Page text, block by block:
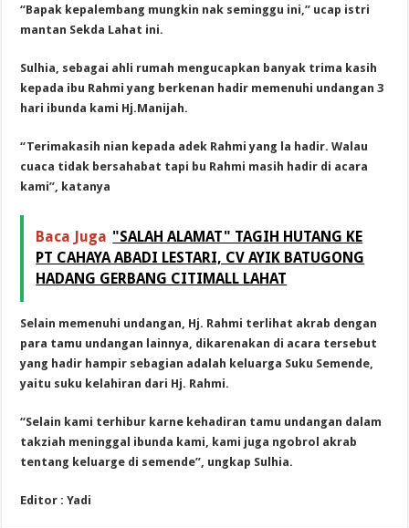
“Bapak kepalembang mungkin nak seminggu ini,” ucap istri
mantan Sekda Lahat ini.
Sulhia, sebagai ahli rumah mengucapkan banyak trima kasih
kepada ibu Rahmi yang berkenan hadir memenuhi undangan 3
hari ibunda kami Hj.Manijah.
“Terimakasih nian kepada adek Rahmi yang la hadir. Walau
cuaca tidak bersahabat tapi bu Rahmi masih hadir di acara
kami”, katanya
Baca Juga "SALAH ALAMAT" TAGIH HUTANG KE
PT CAHAYA ABADI LESTARI, CV AYIK BATUGONG
HADANG GERBANG CITIMALL LAHAT
Selain memenuhi undangan, Hj. Rahmi terlihat akrab dengan
para tamu undangan lainnya, dikarenakan di acara tersebut
yang hadir hampir sebagian adalah keluarga Suku Semende,
yaitu suku kelahiran dari Hj. Rahmi.
“Selain kami terhibur karne kehadiran tamu undangan dalam
takziah meninggal ibunda kami, kami juga ngobrol akrab
tentang keluarge di semende”, ungkap Sulhia.
Editor : Yadi